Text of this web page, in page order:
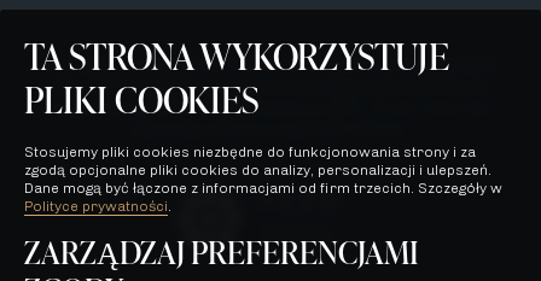
Wszelkie prezentowane na stronie materiały mają jedynie
charakter poglądowy i stanowią jedynie zaproszenie do
zawarcia umowy, o której mowa w ART. 71 K.C. oraz nie
TA STRONA WYKORZYSTUJE
PLIKI COOKIES
Stosujemy pliki cookies niezbędne do funkcjonowania strony i za
zgodą opcjonalne pliki cookies do analizy, personalizacji i ulepszeń.
Dane mogą być łączone z informacjami od firm trzecich. Szczegóły w
Polityce prywatności
ZARZĄDZAJ PREFERENCJAMI